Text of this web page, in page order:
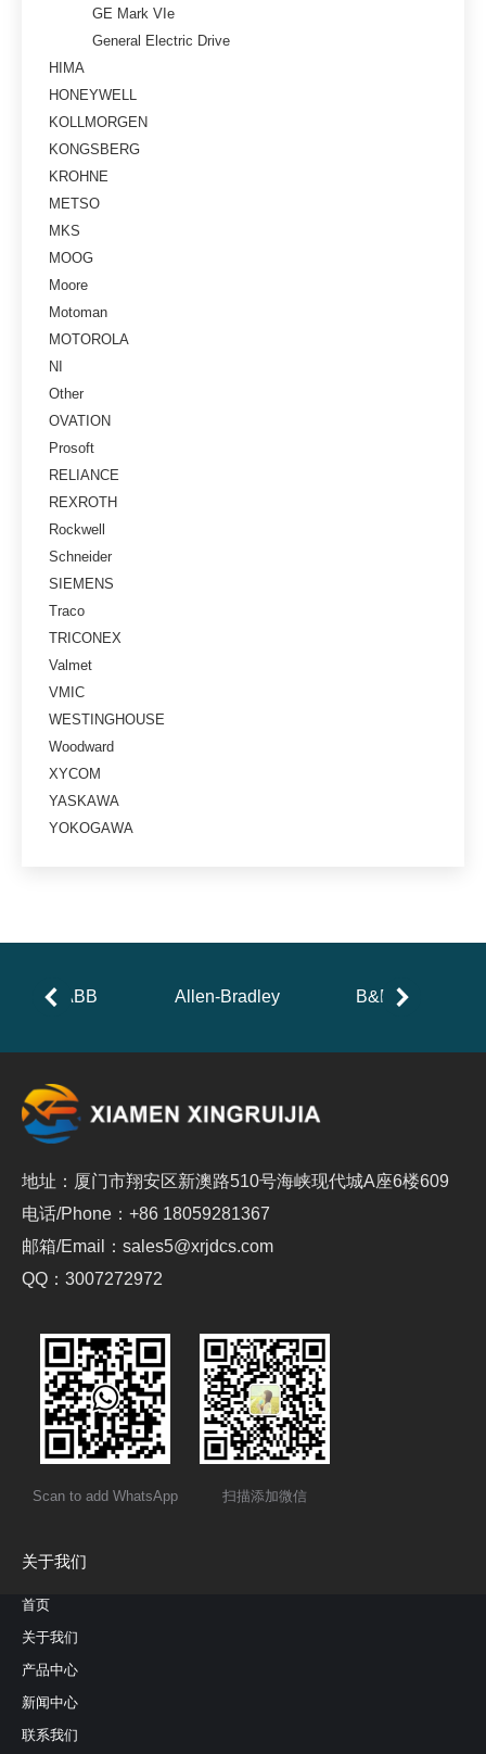
GE Mark VIe
General Electric Drive
HIMA
HONEYWELL
KOLLMORGEN
KONGSBERG
KROHNE
METSO
MKS
MOOG
Moore
Motoman
MOTOROLA
NI
Other
OVATION
Prosoft
RELIANCE
REXROTH
Rockwell
Schneider
SIEMENS
Traco
TRICONEX
Valmet
VMIC
WESTINGHOUSE
Woodward
XYCOM
YASKAWA
YOKOGAWA
ABB Allen-Bradley B&R
地址：厦门市翔安区新澳路510号海峡现代城A座6楼609
电话/Phone：+86 18059281367
邮箱/Email：sales5@xrjdcs.com
QQ：3007272972
Scan to add WhatsApp 扫描添加微信
关于我们
首页
关于我们
产品中心
新闻中心
联系我们